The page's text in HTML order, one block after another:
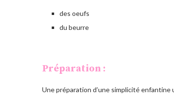
des oeufs
du beurre
Préparation :
Une préparation d’une simplicité